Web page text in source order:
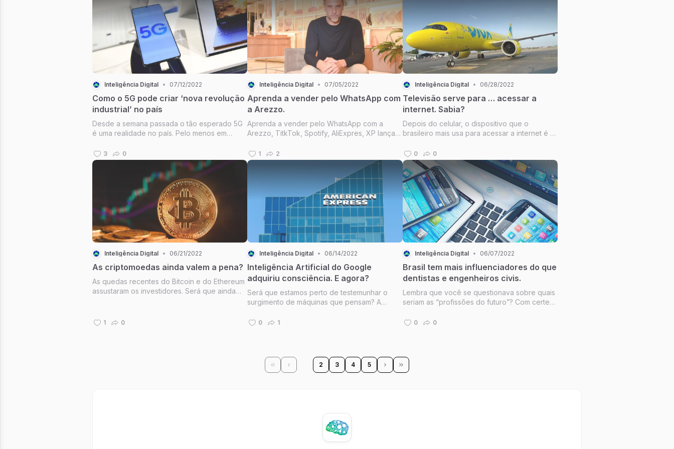
relevante. Enquanto isso, a Amazon a...
Inteligência Digital • 07/12/2022
Como o 5G pode criar ‘nova revolução
industrial’ no país
Desde a semana passada o tão esperado 5G
é uma realidade no país. Pelo menos em
esteja disponível em todas as capitais até o
fim do ano. Qual o tamanho do impacto que a
tecnologia vai ter na vida do...
3 0
Inteligência Digital • 07/05/2022
Aprenda a vender pelo WhatsApp com
a Arezzo.
Aprenda a vender pelo WhatsApp com a
Arezzo, TitkTok, Spotify, AliExpres, XP lança
gratuitas da Semana O Novo Profissional de
Marketing.
1 2
Inteligência Digital • 06/28/2022
Televisão serve para … acessar a
internet. Sabia?
Depois do celular, o dispositivo que o
brasileiro mais usa para acessar a internet é a
pesquisa anual cuja edição mais recente foi
apresentada na última semana. O resultado
mostra como cada vez mais...
0 0
Inteligência Digital • 06/21/2022
As criptomoedas ainda valem a pena?
As quedas recentes do Bitcoin e do Ethereum
assustaram os investidores. Será que ainda
News de hoje. Comece a semana bem
1 0
Inteligência Digital • 06/14/2022
Inteligência Artificial do Google
adquiriu consciência. E agora?
Será que estamos perto de testemunhar o
surgimento de máquinas que pensam? A
disse que sim é um indício inquietante. A ID
0 1
Inteligência Digital • 06/07/2022
Brasil tem mais influenciadores do que
dentistas e engenheiros civis.
Lembra que você se questionava sobre quais
seriam as “profissões do futuro”? Com certeza
pessoas atuando como influenciadoras do
0 0
2 3 4 5